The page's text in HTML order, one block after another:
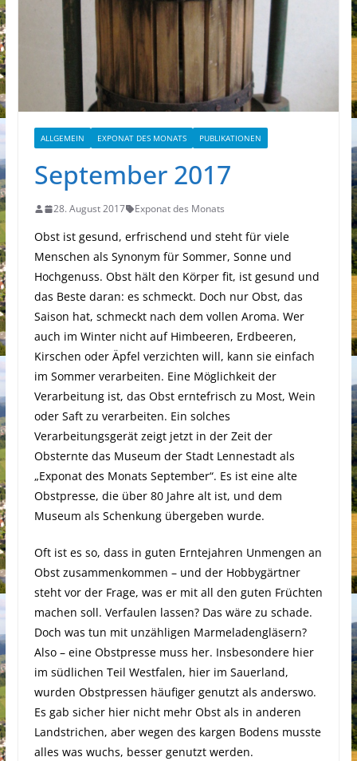
ALLGEMEIN EXPONAT DES MONATS PUBLIKATIONEN
September 2017
28. August 2017 Exponat des Monats
Obst ist gesund, erfrischend und steht für viele
Menschen als Synonym für Sommer, Sonne und
Hochgenuss. Obst hält den Körper fit, ist gesund und
das Beste daran: es schmeckt. Doch nur Obst, das
Saison hat, schmeckt nach dem vollen Aroma. Wer
auch im Winter nicht auf Himbeeren, Erdbeeren,
Kirschen oder Äpfel verzichten will, kann sie einfach
im Sommer verarbeiten. Eine Möglichkeit der
Verarbeitung ist, das Obst erntefrisch zu Most, Wein
oder Saft zu verarbeiten. Ein solches
Verarbeitungsgerät zeigt jetzt in der Zeit der
Obsternte das Museum der Stadt Lennestadt als
„Exponat des Monats September“. Es ist eine alte
Obstpresse, die über 80 Jahre alt ist, und dem
Museum als Schenkung übergeben wurde.
Oft ist es so, dass in guten Erntejahren Unmengen an
Obst zusammenkommen – und der Hobbygärtner
steht vor der Frage, was er mit all den guten Früchten
machen soll. Verfaulen lassen? Das wäre zu schade.
Doch was tun mit unzähligen Marmeladengläsern?
Also – eine Obstpresse muss her. Insbesondere hier
im südlichen Teil Westfalen, hier im Sauerland,
wurden Obstpressen häufiger genutzt als anderswo.
Es gab sicher hier nicht mehr Obst als in anderen
Landstrichen, aber wegen des kargen Bodens musste
alles was wuchs, besser genutzt werden.